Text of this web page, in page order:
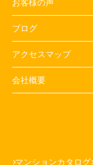
お客様の声
ブログ
アクセスマップ
会社概要
マンションカタログ